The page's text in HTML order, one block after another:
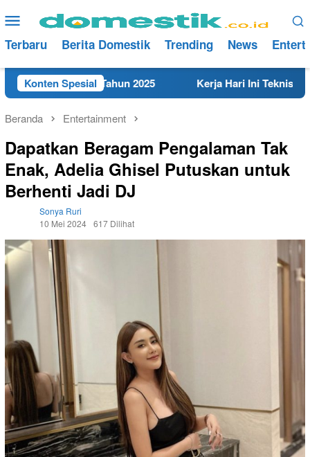
ke
konten
Menu
Mobile
Terbaru Berita Domestik Trending News
Konten Spesial
Rembang Tahun 2025 Kerja Hari Ini Teknisi/Mekanik
Beranda Entertainment
Dapatkan Beragam Pengalaman Tak
Enak, Adelia Ghisel Putuskan untuk
Berhenti Jadi DJ
Sonya Ruri
10 Mei 2024 617 Dilihat